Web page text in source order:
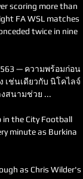
scoring more than
FA WSL matches
twice in nine
— ความพร้อมก่อน
เช่นเดียวกับ นิโคไลจ์
สนามช่วย ...
in the City Football
minute as Burkina
as Chris Wilder's